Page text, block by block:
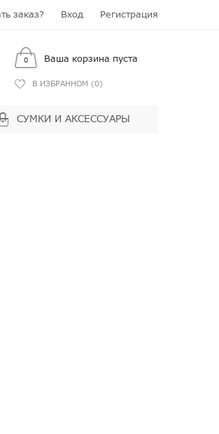
заказ? Вход Регистрация
0 Ваша корзина пуста
В ИЗБРАННОМ (0)
СУМКИ И АКСЕССУАРЫ